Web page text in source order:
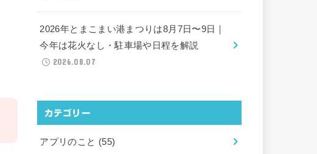
2026年とまこまい港まつりは8月7日〜9日｜
今年は花火なし・駐車場や日程を解説
2026.08.07
カテゴリー
アプリのこと (55)